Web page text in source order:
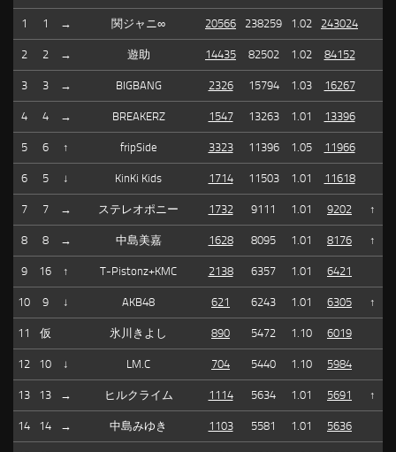
1 1 → 関ジャニ∞ 20566 238259 1.02 243024
2 2 → 遊助 14435 82502 1.02 84152
3 3 → BIGBANG 2326 15794 1.03 16267
4 4 → BREAKERZ 1547 13263 1.01 13396
5 6 ↑ fripSide 3323 11396 1.05 11966
6 5 ↓ KinKi Kids 1714 11503 1.01 11618
7 7 → ステレオポニー 1732 9111 1.01 9202 ↑
8 8 → 中島美嘉 1628 8095 1.01 8176 ↑
9 16 ↑ T-Pistonz+KMC 2138 6357 1.01 6421
10 9 ↓ AKB48 621 6243 1.01 6305 ↑
11 仮 氷川きよし 890 5472 1.10 6019
12 10 ↓ LM.C 704 5440 1.10 5984
13 13 → ヒルクライム 1114 5634 1.01 5691 ↑
14 14 → 中島みゆき 1103 5581 1.01 5636